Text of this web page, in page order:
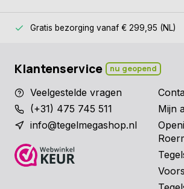
Gratis bezorging vanaf € 299,95 (NL)
Klantenservice nu geopend
Veelgestelde vragen
(+31) 475 745 511
info@tegelmegashop.nl
Mijn